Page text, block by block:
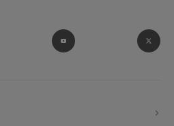
du tournoi parisien.
? Laissez-vous tenter par sa
d’un polo, d’un short et d’une